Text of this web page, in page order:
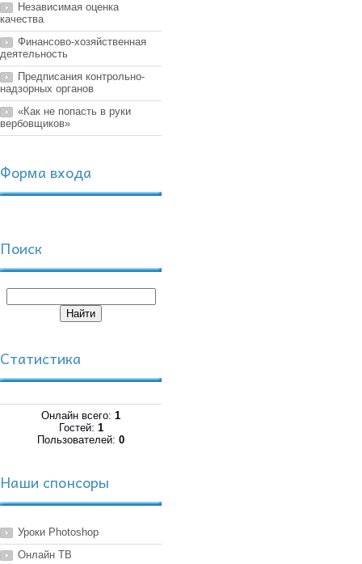
Независимая оценка
качества
Финансово-хозяйственная
деятельность
Предписания контрольно-
надзорных органов
«Как не попасть в руки
вербовщиков»
Форма входа
Поиск
Статистика
Онлайн всего: 1
Гостей: 1
Пользователей: 0
Наши спонсоры
Уроки Photoshop
Онлайн ТВ